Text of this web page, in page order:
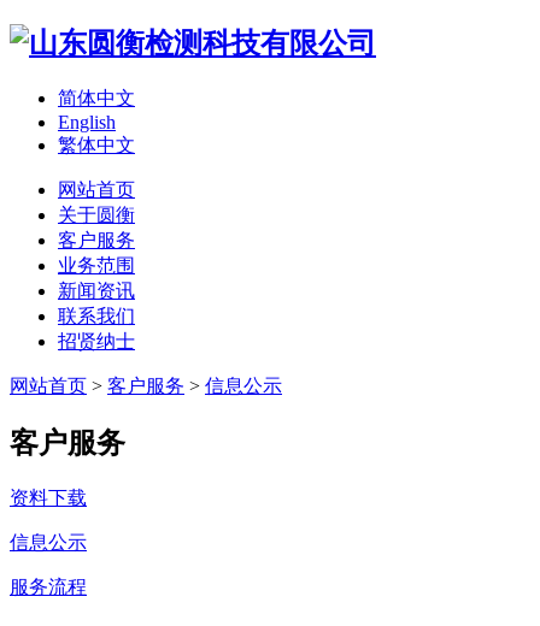
简体中文
English
繁体中文
网站首页
关于圆衡
客户服务
业务范围
新闻资讯
联系我们
招贤纳士
网站首页 > 客户服务 > 信息公示
客户服务
资料下载
信息公示
服务流程